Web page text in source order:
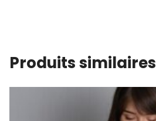
Produits similaires